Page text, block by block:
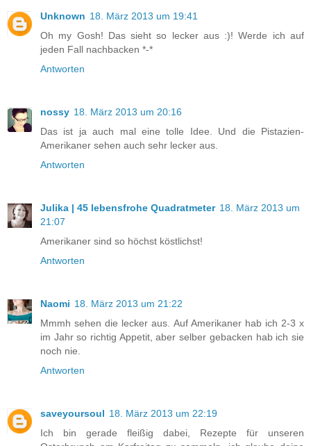
Unknown 18. März 2013 um 19:41
Oh my Gosh! Das sieht so lecker aus :)! Werde ich auf
jeden Fall nachbacken *-*
Antworten
nossy 18. März 2013 um 20:16
Das ist ja auch mal eine tolle Idee. Und die Pistazien-
Amerikaner sehen auch sehr lecker aus.
Antworten
Julika | 45 lebensfrohe Quadratmeter 18. März 2013 um
21:07
Amerikaner sind so höchst köstlichst!
Antworten
Naomi 18. März 2013 um 21:22
Mmmh sehen die lecker aus. Auf Amerikaner hab ich 2-3 x
im Jahr so richtig Appetit, aber selber gebacken hab ich sie
noch nie.
Antworten
saveyoursoul 18. März 2013 um 22:19
Ich bin gerade fleißig dabei, Rezepte für unseren